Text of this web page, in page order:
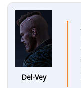
Del-Vey